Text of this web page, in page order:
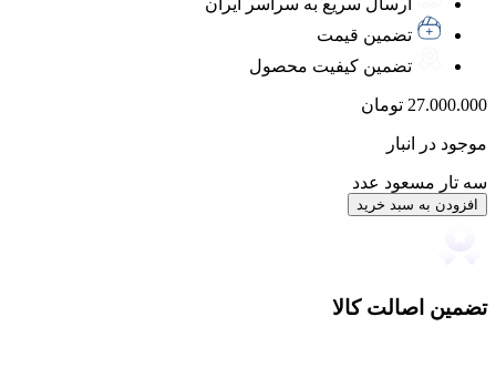
ارسال سریع به سراسر ایران
تضمین قیمت
تضمین کیفیت محصول
27.000.000 تومان
موجود در انبار
سه تار مسعود عدد
افزودن به سبد خرید
تضمین اصالت کالا